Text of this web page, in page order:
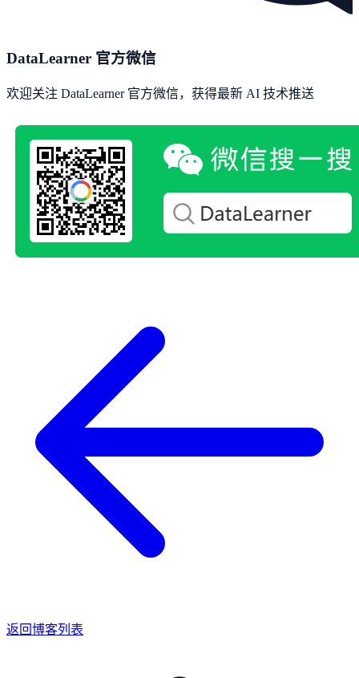
DataLearner 官方微信
欢迎关注 DataLearner 官方微信，获得最新 AI 技术推送
返回博客列表